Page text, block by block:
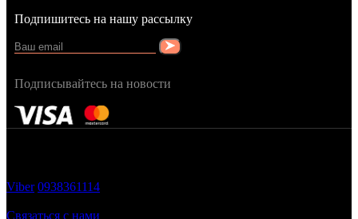
Подпишитесь на нашу рассылку
Подписывайтесь на новости
Viber 0938361114
Связаться с нами